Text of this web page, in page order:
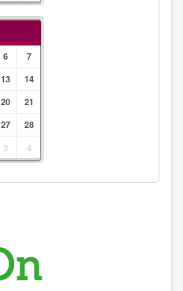
6
7
13
14
20
21
27
28
3 4